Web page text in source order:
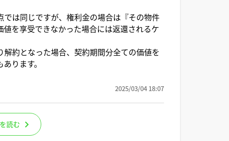
は同じですが、権利金の場合は『その物件
を享受できなかった場合には返還されるケ
約となった場合、契約期間分全ての価値を
ります。
2025/03/04 18:07
読む